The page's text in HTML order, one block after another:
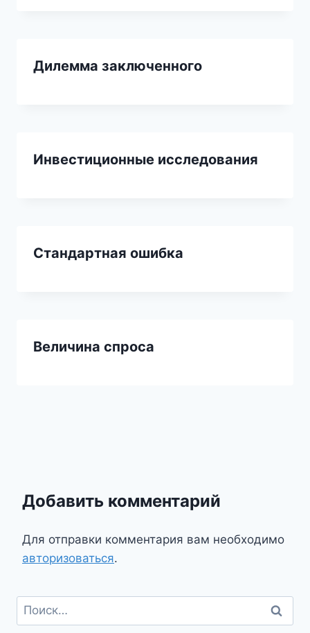
Дилемма заключенного
Инвестиционные исследования
Стандартная ошибка
Величина спроса
Добавить комментарий
Для отправки комментария вам необходимо
авторизоваться.
Найти: